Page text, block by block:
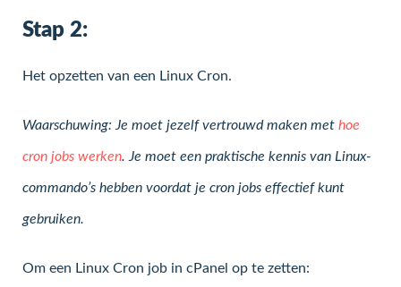
Stap 2:
Het opzetten van een Linux Cron.
Waarschuwing: Je moet jezelf vertrouwd maken met hoe
cron jobs werken. Je moet een praktische kennis van Linux-
commando’s hebben voordat je cron jobs effectief kunt
gebruiken.
Om een Linux Cron job in cPanel op te zetten: